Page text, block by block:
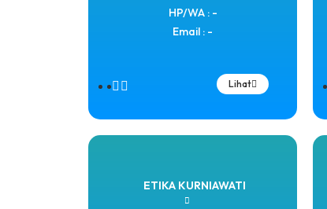
HP/WA : -
Email : -
Lihat
ETIKA KURNIAWATI